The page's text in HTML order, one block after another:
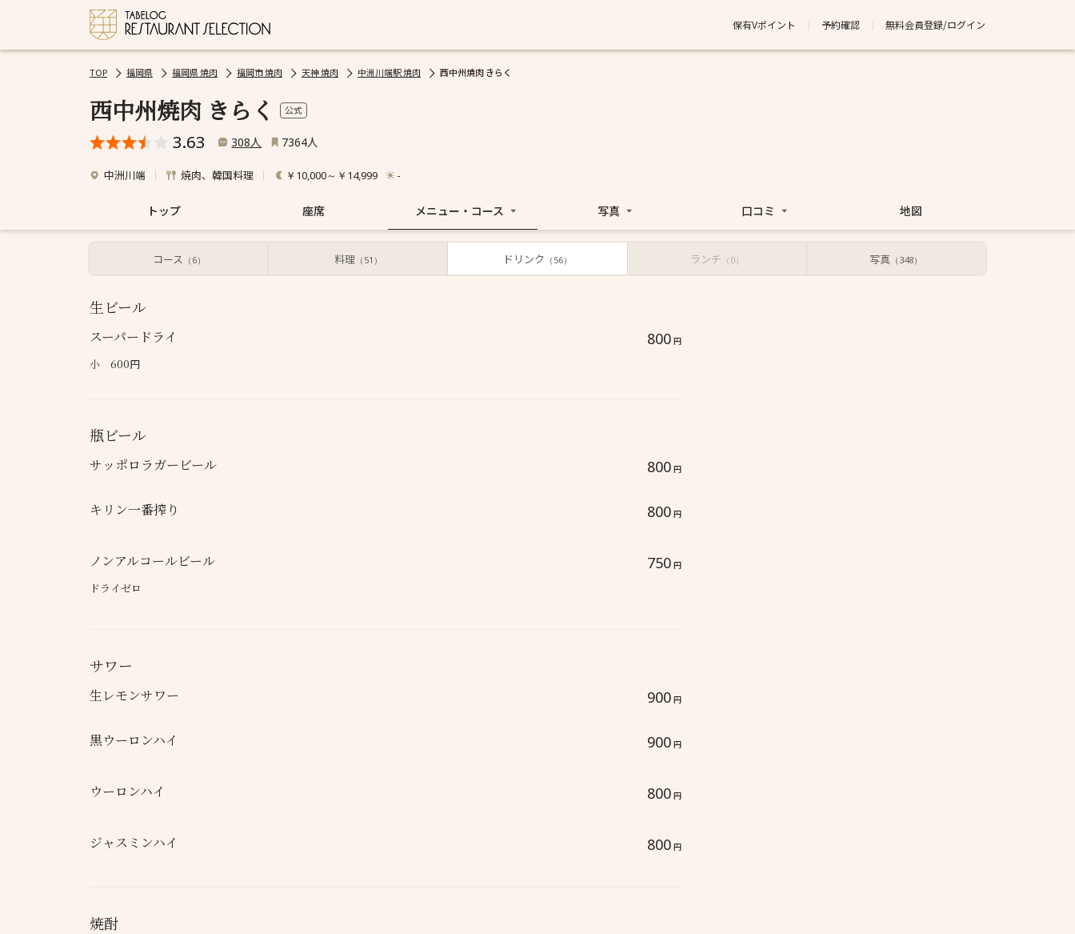
保有Vポイント 予約確認 無料会員登録/ログイン
TOP 福岡県 福岡県 焼肉 福岡市 焼肉 天神 焼肉 中洲川端駅 焼肉 西中州焼肉 きらく
西中州焼肉 きらく 公式
3.63 308人 7364人
中洲川端 焼肉、韓国料理 ￥10,000～￥14,999 -
トップ 座席 メニュー・コース
コース （6） 料理 （51） ドリンク （56） ランチ （0） 写真 （348）
写真 口コミ 地図
更新日 : 2025/08/11
生ビール
スーパードライ 800 円
小 600円
瓶ビール
サッポロラガービール 800 円
キリン一番搾り 800 円
ノンアルコールビール 750 円
ドライゼロ
サワー
生レモンサワー 900 円
黒ウーロンハイ 900 円
ウーロンハイ 800 円
ジャスミンハイ 800 円
焼酎